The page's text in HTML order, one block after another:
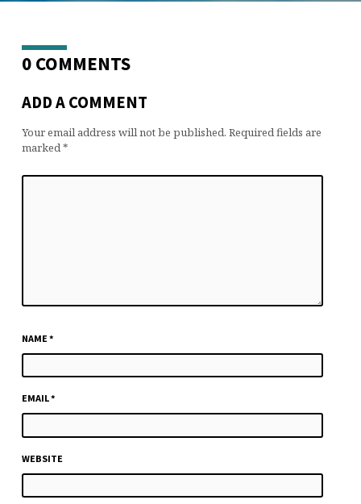
0 COMMENTS
ADD A COMMENT
Your email address will not be published. Required fields are
marked*
NAME *
EMAIL*
WEBSITE